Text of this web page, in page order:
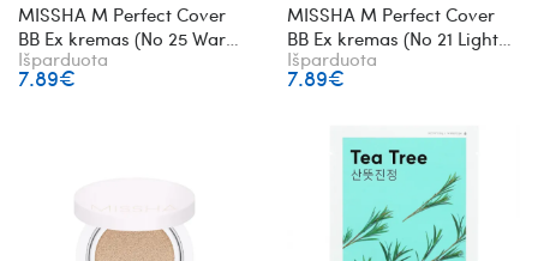
MISSHA M Perfect Cover
BB Ex kremas (No 25 Warm
Beige) 20ml
Išparduota
7.89€
MISSHA M Perfect Cover
BB Ex kremas (No 21 Light
Beige) 20 ml
Išparduota
7.89€